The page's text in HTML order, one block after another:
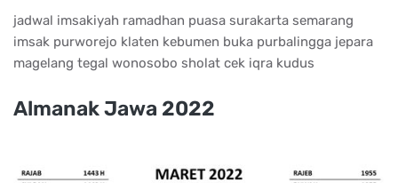
jadwal imsakiyah ramadhan puasa surakarta semarang
imsak purworejo klaten kebumen buka purbalingga jepara
magelang tegal wonosobo sholat cek iqra kudus
Almanak Jawa 2022